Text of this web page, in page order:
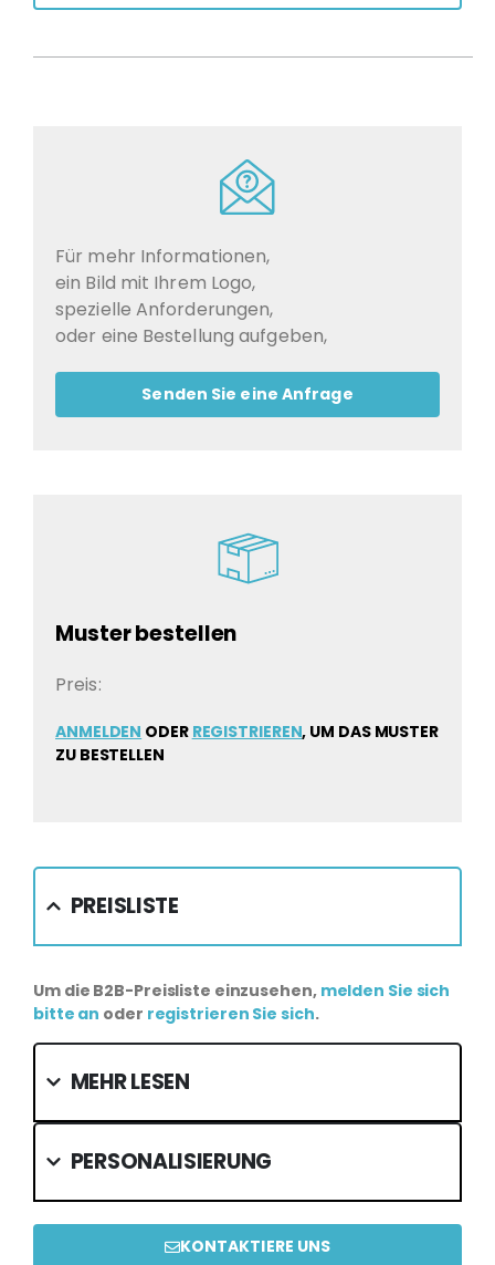
Für mehr Informationen,
ein Bild mit Ihrem Logo,
spezielle Anforderungen,
oder eine Bestellung aufgeben,
Senden Sie eine Anfrage
Muster bestellen
Preis:
ANMELDEN ODER REGISTRIEREN, UM DAS MUSTER
ZU BESTELLEN
PREISLISTE
Um die B2B-Preisliste einzusehen, melden Sie sich
bitte an oder registrieren Sie sich.
MEHR LESEN
PERSONALISIERUNG
KONTAKTIERE UNS